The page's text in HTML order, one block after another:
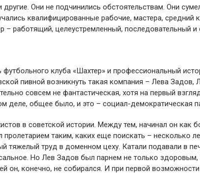
Они не подчинились обстоятельствам. Они
квалифицированные рабочие, мастера, средний
– работящий, целеустремленный, последовательный
клуба «Шахтер» и профессиональный
пивной возникнуть такая компания – Лева Задов,
совсем не фантастическая, хотя на первый
деле, общее было, и это – социал-демократическая
в советской истории. Между тем, начинал он как
таким, каких еще поискать – несколько
тяжелый труд в доменном цеху. Катали подавали в
Но Лев Задов был парнем не только здоровым,
он, конечно, не собирался. И при первой возможности